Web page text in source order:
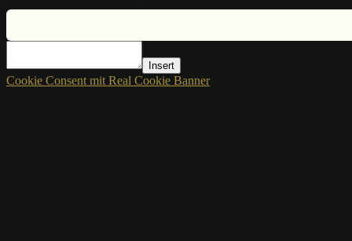
Insert
Cookie Consent mit Real Cookie Banner